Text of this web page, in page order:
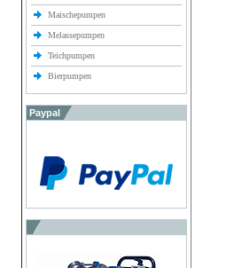
Maischepumpen
Melassepumpen
Teichpumpen
Bierpumpen
Paypal